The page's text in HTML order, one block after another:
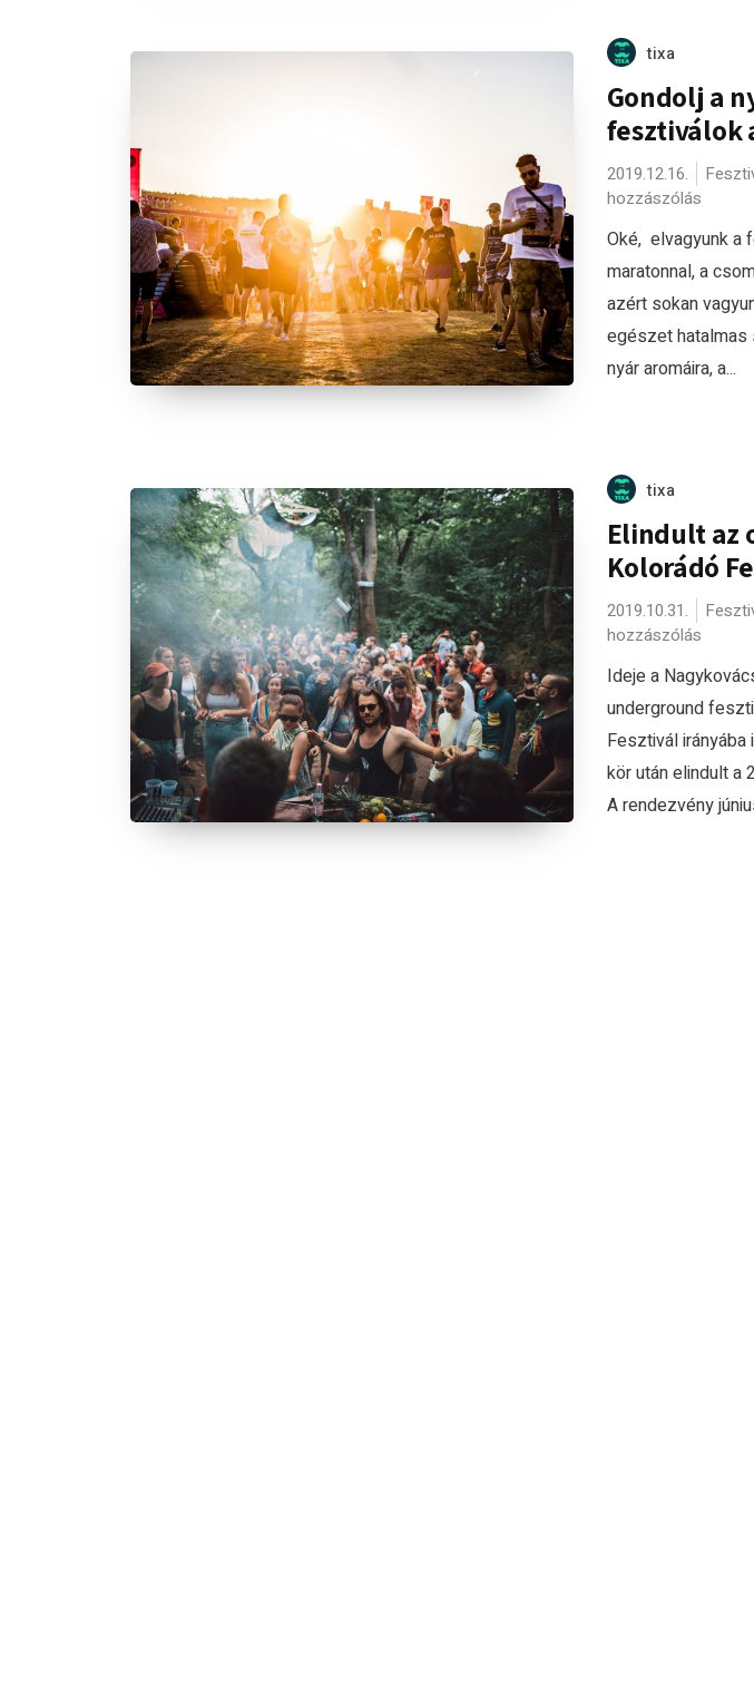
tixa
Gondolj a
fesztiválok
2019.12.16.
hozzászólás
Oké, elvagyunk a
maratonnal, a
azért sokan
egészet hatalmas
nyár aromáira, a...
tixa
Elindult az
Kolorádó
2019.10.31.
hozzászólás
Ideje a
underground
Fesztivál irányába
kör után elindult a
A rendezvény